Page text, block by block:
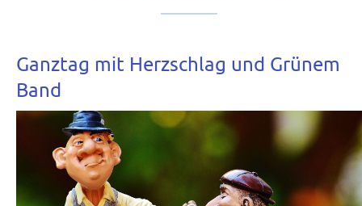
Ganztag mit Herzschlag und Grünem
Band